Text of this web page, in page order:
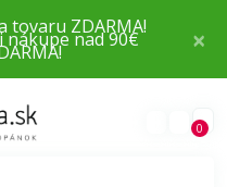
×
nákupe nad 90€
0